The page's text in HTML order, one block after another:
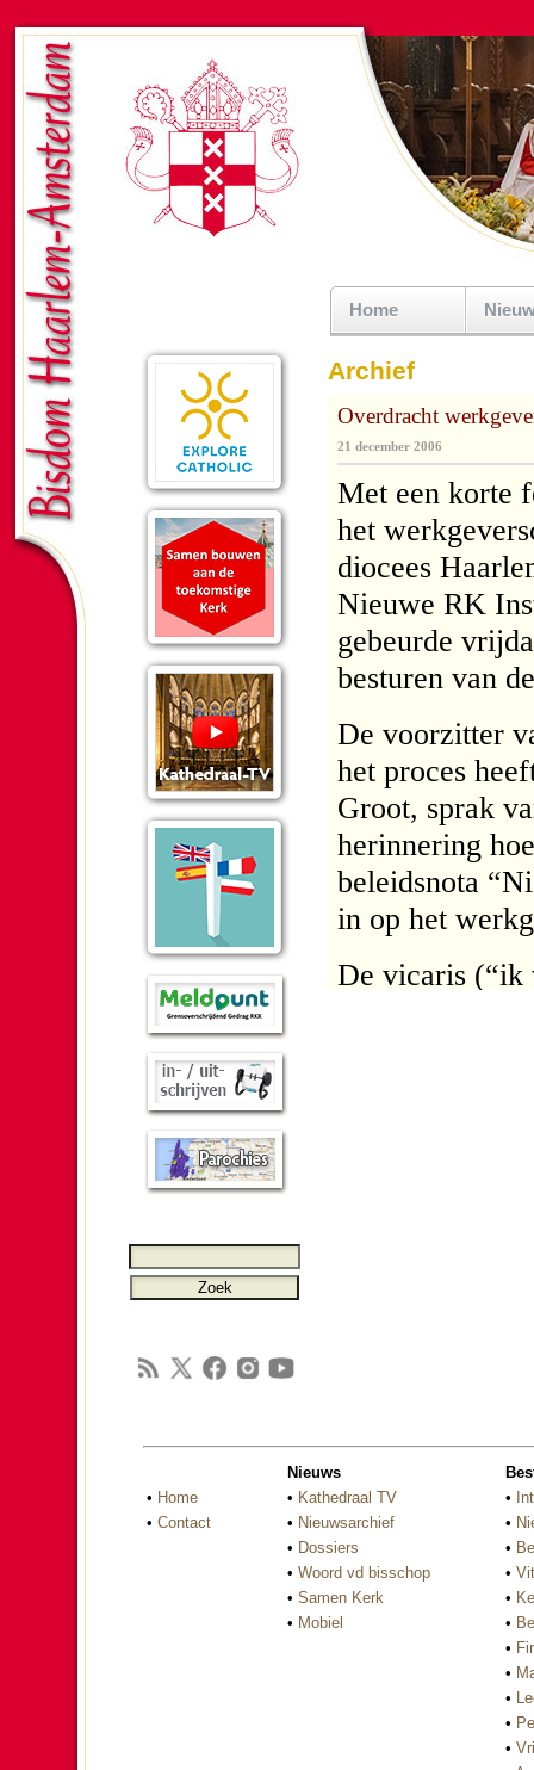
Home
Archief
• Home
• Contact
Nieuws
• Kathedraal TV
• Nieuwsarchief
• Dossiers
• Woord vd bisschop
• Samen Kerk
• Mobiel
•
•
•
•
•
•
•
•
•
•
•